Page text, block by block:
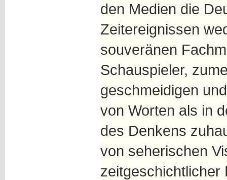
den Medien die
Zeitereignissen
souveränen
Schauspieler,
geschmeidigen
von Worten als in
des Denkens
von seherischen
zeitgeschichtlicher